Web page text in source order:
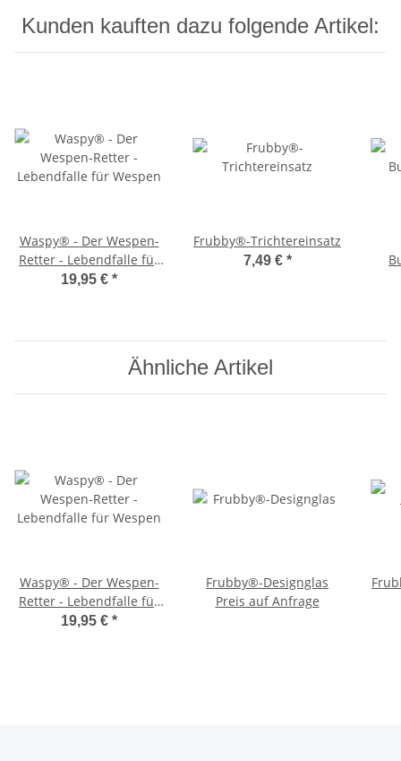
Kunden kauften dazu folgende Artikel:
Waspy® - Der Wespen-
Retter - Lebendfalle für
Wespen
19,95 € *
Frubby®-Trichtereinsatz
7,49 € *
Ähnliche Artikel
Waspy® - Der Wespen-
Retter - Lebendfalle für
Wespen
19,95 € *
Frubby®-Designglas
Preis auf Anfrage